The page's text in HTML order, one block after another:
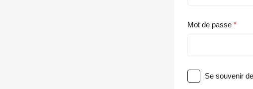
Mot de passe
Se souvenir